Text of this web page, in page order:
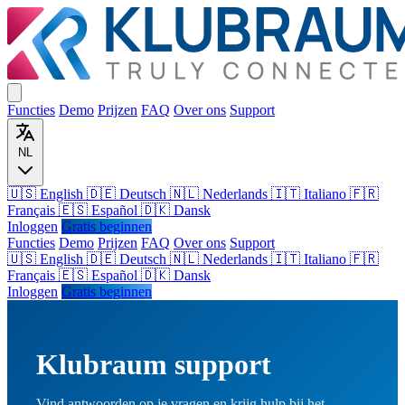
Functies Demo Prijzen FAQ Over ons Support
NL
🇺🇸 English 🇩🇪 Deutsch 🇳🇱 Nederlands 🇮🇹 Italiano 🇫🇷
Français 🇪🇸 Español 🇩🇰 Dansk
Inloggen Gratis beginnen
Functies Demo Prijzen FAQ Over ons Support
🇺🇸 English 🇩🇪 Deutsch 🇳🇱 Nederlands 🇮🇹 Italiano 🇫🇷
Français 🇪🇸 Español 🇩🇰 Dansk
Inloggen Gratis beginnen
Klubraum support